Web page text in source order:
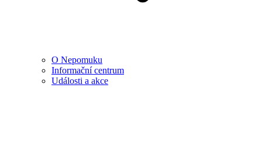
O Nepomuku
Informační centrum
Události a akce